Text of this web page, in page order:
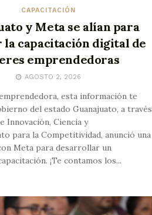
CAPACITACIÓN
y Meta se alían para
capacitación digital de
emprendedoras
AGOSTO 2, 2026
esta información te
del estado Guanajuato, a través
Innovación, Ciencia y
para la Competitividad, anunció una
Meta para desarrollar un
¡Te contamos los...